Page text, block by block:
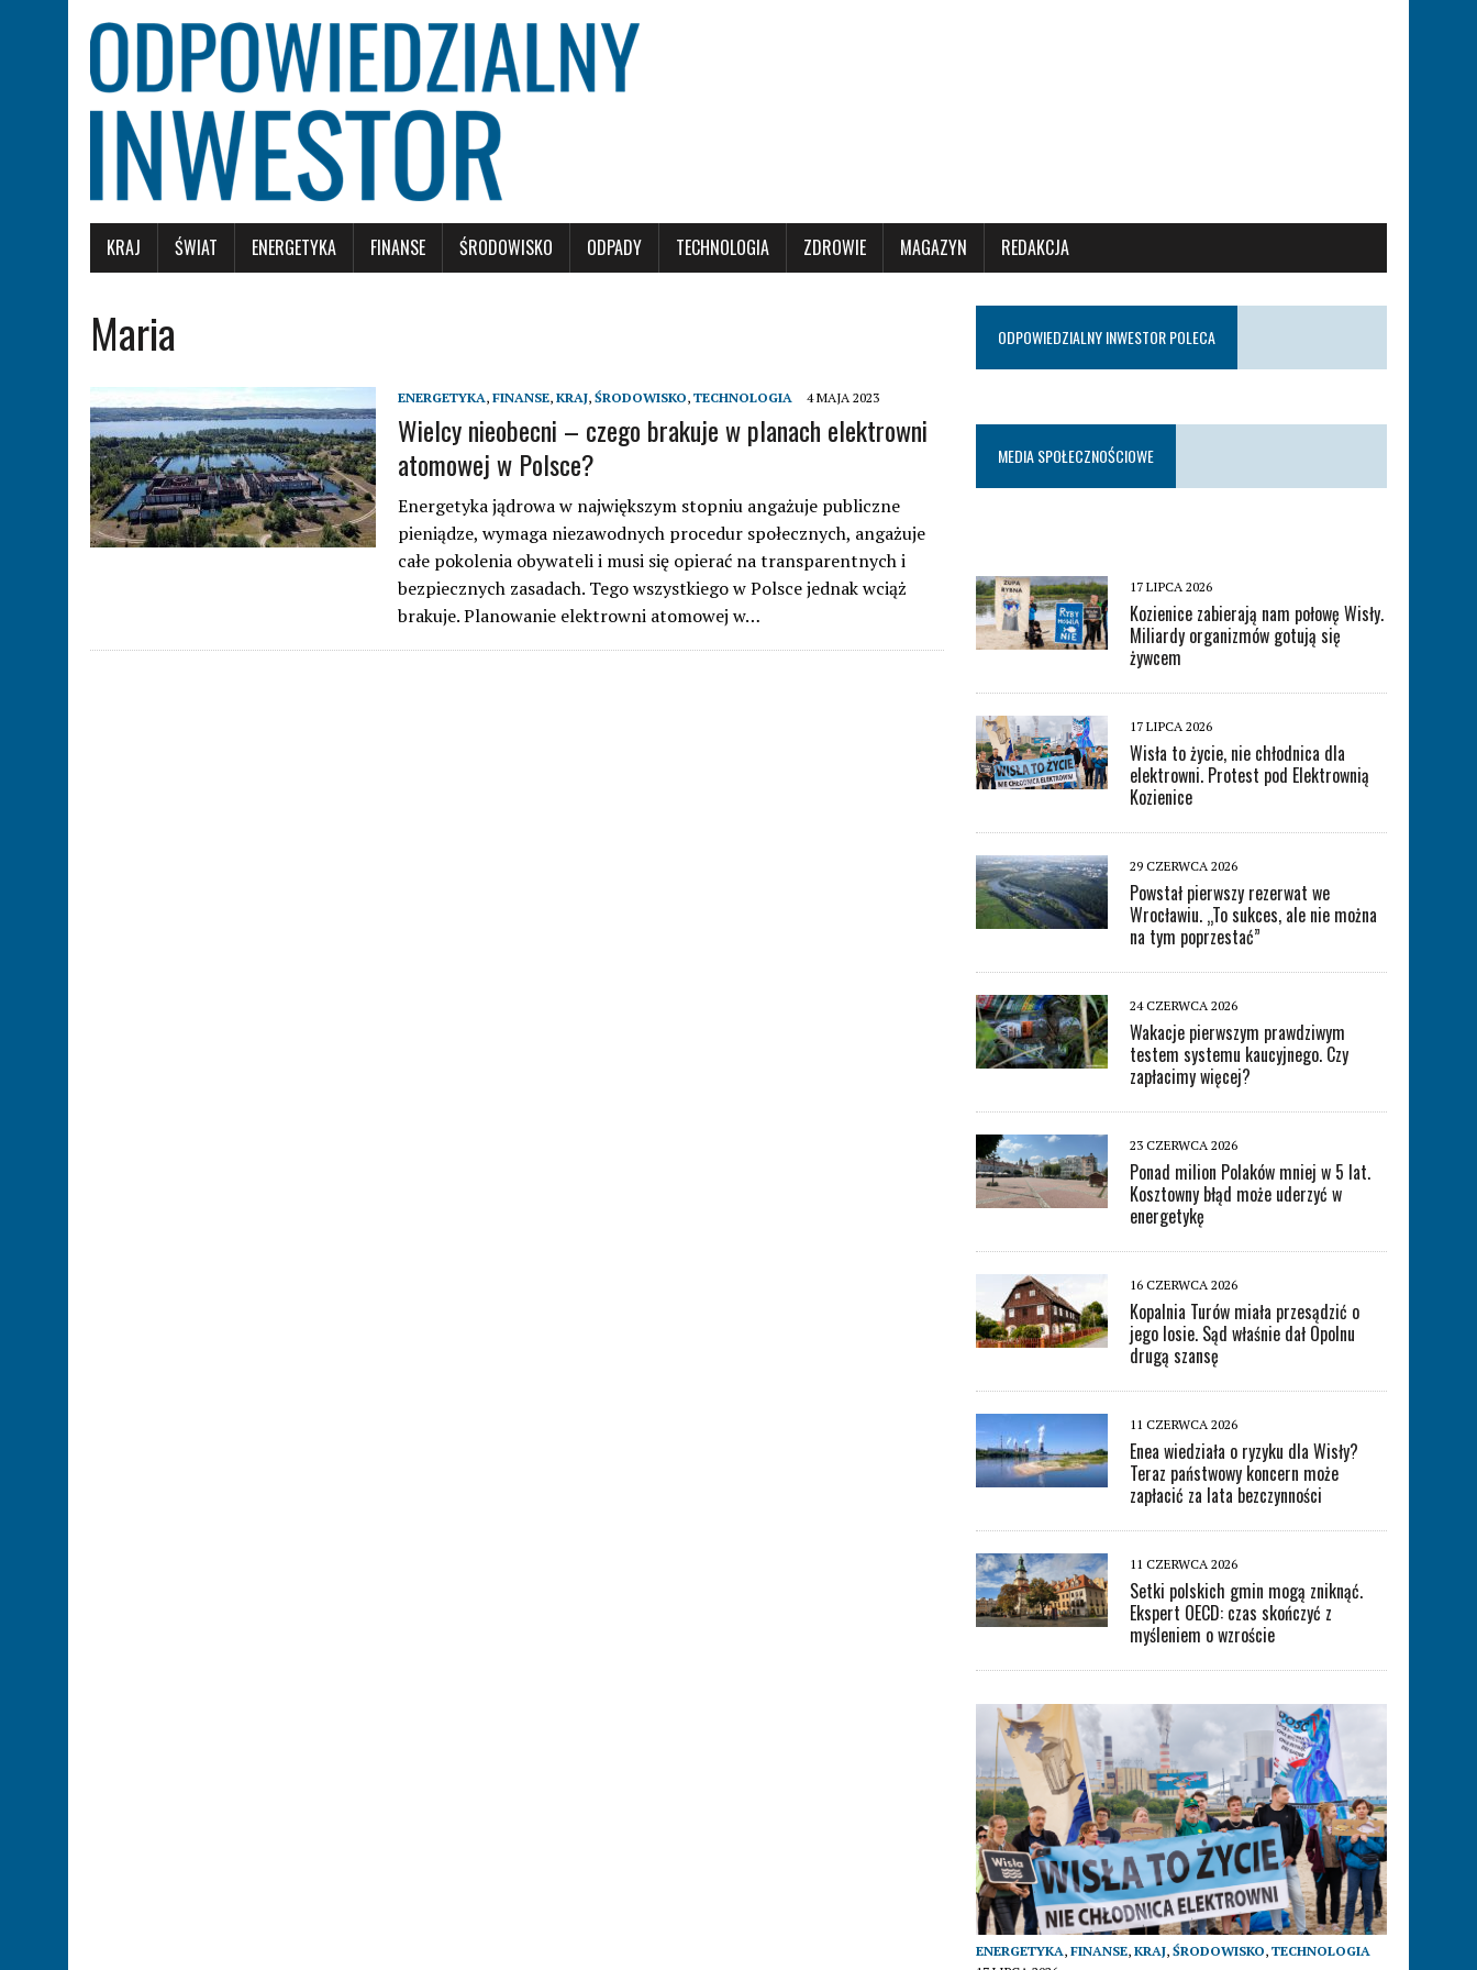
KRAJ ŚWIAT ENERGETYKA FINANSE ŚRODOWISKO ODPADY TECHNOLOGIA ZDROWIE MAGAZYN REDAKCJA
Maria
ENERGETYKA, FINANSE, KRAJ, ŚRODOWISKO, TECHNOLOGIA 4 MAJA 2023
Wielcy nieobecni – czego brakuje w planach elektrowni
atomowej w Polsce?
Energetyka jądrowa w największym stopniu angażuje publiczne
pieniądze, wymaga niezawodnych procedur społecznych, angażuje
całe pokolenia obywateli i musi się opierać na transparentnych i
bezpiecznych zasadach. Tego wszystkiego w Polsce jednak wciąż
brakuje. Planowanie elektrowni atomowej w…
ODPOWIEDZIALNY INWESTOR POLECA
MEDIA SPOŁECZNOŚCIOWE
17 LIPCA 2026
Kozienice zabierają nam połowę Wisły.
Miliardy organizmów gotują się
żywcem
17 LIPCA 2026
Wisła to życie, nie chłodnica dla
elektrowni. Protest pod Elektrownią
Kozienice
29 CZERWCA 2026
Powstał pierwszy rezerwat we
Wrocławiu. „To sukces, ale nie można
na tym poprzestać”
24 CZERWCA 2026
Wakacje pierwszym prawdziwym
testem systemu kaucyjnego. Czy
zapłacimy więcej?
23 CZERWCA 2026
Ponad milion Polaków mniej w 5 lat.
Kosztowny błąd może uderzyć w
energetykę
16 CZERWCA 2026
Kopalnia Turów miała przesądzić o
jego losie. Sąd właśnie dał Opolnu
drugą szansę
11 CZERWCA 2026
Enea wiedziała o ryzyku dla Wisły?
Teraz państwowy koncern może
zapłacić za lata bezczynności
11 CZERWCA 2026
Setki polskich gmin mogą zniknąć.
Ekspert OECD: czas skończyć z
myśleniem o wzroście
ENERGETYKA,FINANSE,KRAJ,ŚRODOWISKO,TECHNOLOGIA